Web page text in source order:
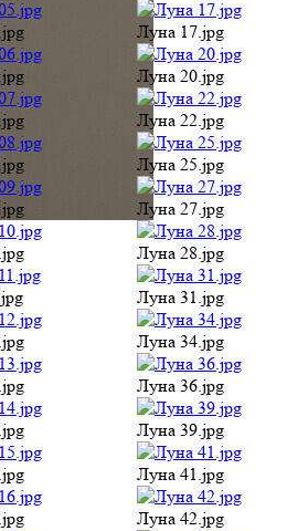
Луна 17.jpg
Луна 20.jpg
Луна 22.jpg
Луна 25.jpg
Луна 27.jpg
Луна 28.jpg
Луна 31.jpg
Луна 34.jpg
Луна 36.jpg
Луна 39.jpg
Луна 41.jpg
Луна 42.jpg